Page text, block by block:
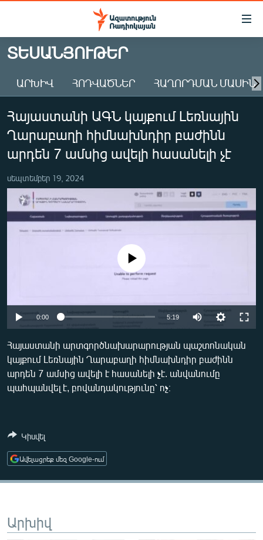
Մատչելիության
Անցնել
հիմնական
Անցնել
հիմնական
մենյուին
Որոնում
ԱԶԱՏՈՒԹՅՈՒՆ TV
ՀԱՅԱՍՏԱՆ
ԸՆՏՐՈՒԹՅՈՒՆՆԵՐ 2026
ԻՐԱՎՈՒՆՔ
ՏՆՏԵՍՈՒԹՅՈՒՆ
ՂԱՐԱԲԱՂ
ՊԱՏԵՐԱԶՄԻ 6 ՇԱԲԱԹՆԵՐԸ
ՍՊՈՐՏ
ՏՏ ԵՒ ԻՆՏԵՐՆԵՏ
ԿՈՐՈՆԱՎԻՐՈՒՍ
ԲԱՆԱՎԵՃ
ՁԳՏԵԼՈՎ ԼԱՎԱԳՈՒՅՆԻՆ
ՓՈԴՔԱՍԹ
Հայերեն
English
ՏԵՍԱՆՅՈՒԹԵՐ
ԱՐԽԻՎ ՀՈԴՎԱԾՆԵՐ ՀԱՂՈՐԴՄԱՆ ՄԱՍԻՆ
Հայաստանի ԱԳՆ կայքում Լեռնային
Ղարաբաղի հիմնախնդիր բաժինն
արդեն 7 ամսից ավելի հասանելի չէ
սեպտեմբեր 19, 2024
Auto 240p 360p
No media source currently available
0:00 5:19
360p
480p
Հայաստանի արտգործնախարարության պաշտոնական
կայքում Լեռնային Ղարաբաղի հիմնախնդիր բաժինն
արդեն 7 ամսից ավելի է հասանելի չէ. անվանումը
պահպանվել է, բովանդակությունը՝ ոչ։
Կիսվել
Ավելացրեք մեզ Google-ում
Արխիվ